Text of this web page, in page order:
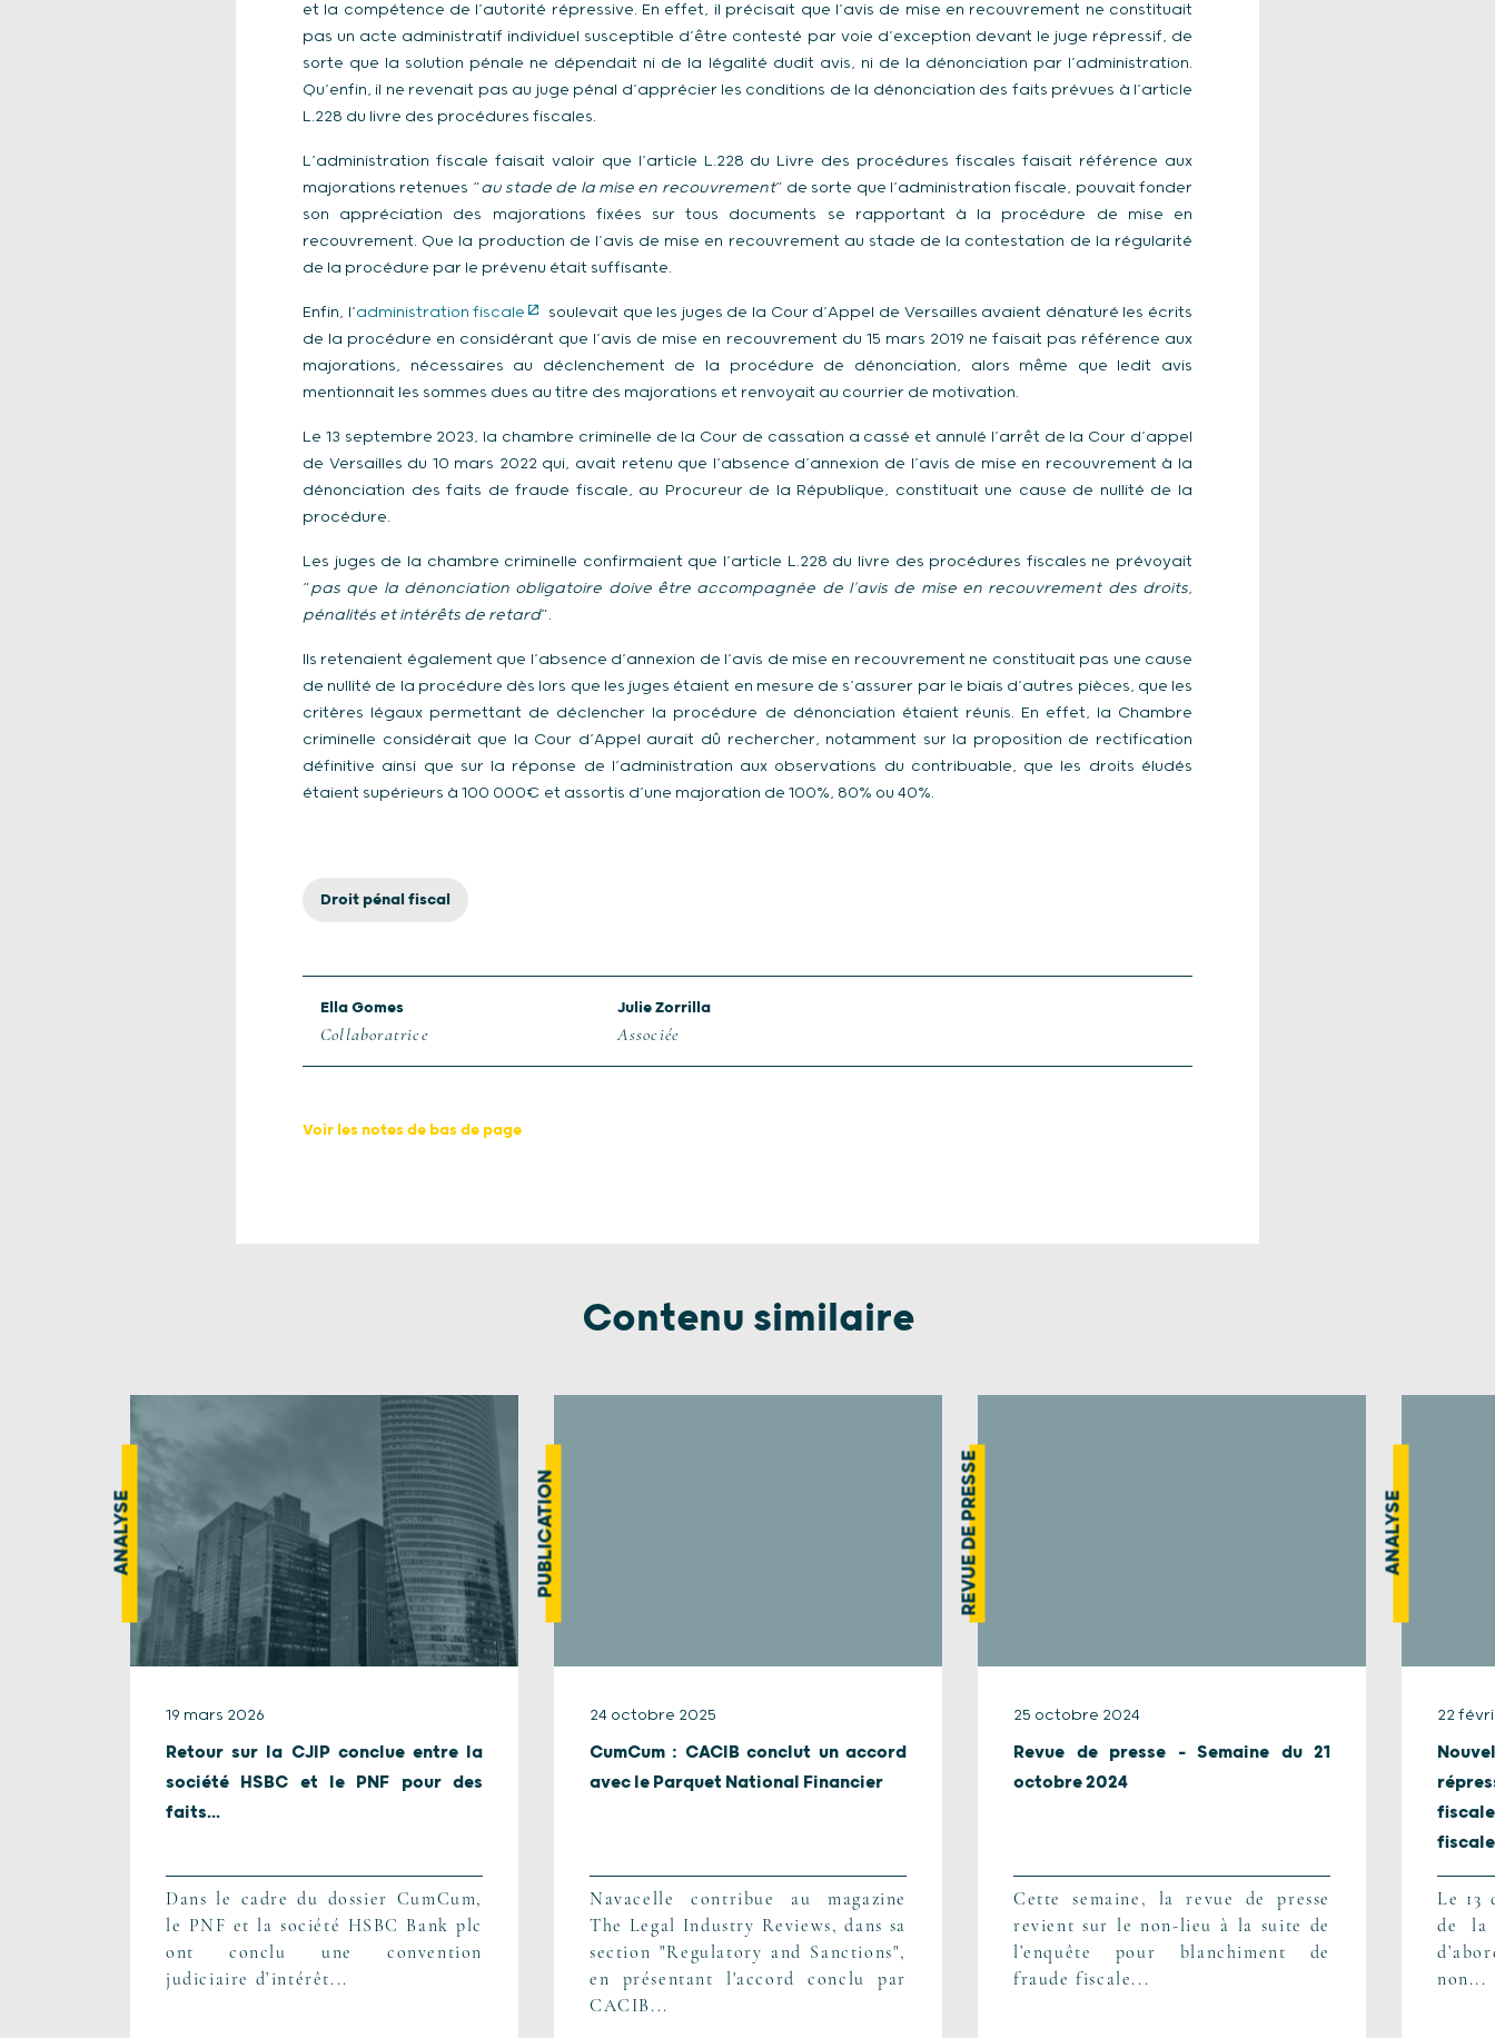
et la compétence de l’autorité répressive. En effet, il précisait que l’avis de mise en recouvrement ne constituait
pas un acte administratif individuel susceptible d’être contesté par voie d’exception devant le juge répressif, de
sorte que la solution pénale ne dépendait ni de la légalité dudit avis, ni de la dénonciation par l’administration.
Qu’enfin, il ne revenait pas au juge pénal d’apprécier les conditions de la dénonciation des faits prévues à l’article
L.228 du livre des procédures fiscales.
L’administration fiscale faisait valoir que l’article L.228 du Livre des procédures fiscales faisait référence aux
majorations retenues “au stade de la mise en recouvrement” de sorte que l’administration fiscale, pouvait fonder
son appréciation des majorations fixées sur tous documents se rapportant à la procédure de mise en
recouvrement. Que la production de l’avis de mise en recouvrement au stade de la contestation de la régularité
de la procédure par le prévenu était suffisante.
Enfin, l’administration fiscale
soulevait que les juges de la Cour d’Appel de Versailles avaient dénaturé les écrits
de la procédure en considérant que l’avis de mise en recouvrement du 15 mars 2019 ne faisait pas référence aux
majorations, nécessaires au déclenchement de la procédure de dénonciation, alors même que ledit avis
mentionnait les sommes dues au titre des majorations et renvoyait au courrier de motivation.
Le 13 septembre 2023, la chambre criminelle de la Cour de cassation a cassé et annulé l’arrêt de la Cour d’appel
de Versailles du 10 mars 2022 qui, avait retenu que l’absence d’annexion de l’avis de mise en recouvrement à la
dénonciation des faits de fraude fiscale, au Procureur de la République, constituait une cause de nullité de la
procédure.
Les juges de la chambre criminelle confirmaient que l’article L.228 du livre des procédures fiscales ne prévoyait
“pas que la dénonciation obligatoire doive être accompagnée de l’avis de mise en recouvrement des droits,
pénalités et intérêts de retard”.
Ils retenaient également que l’absence d’annexion de l’avis de mise en recouvrement ne constituait pas une cause
de nullité de la procédure dès lors que les juges étaient en mesure de s’assurer par le biais d’autres pièces, que les
critères légaux permettant de déclencher la procédure de dénonciation étaient réunis. En effet, la Chambre
criminelle considérait que la Cour d’Appel aurait dû rechercher, notamment sur la proposition de rectification
définitive ainsi que sur la réponse de l’administration aux observations du contribuable, que les droits éludés
étaient supérieurs à 100 000€ et assortis d’une majoration de 100%, 80% ou 40%.
Droit pénal fiscal
Ella Gomes
Collaboratrice
Julie Zorrilla
Associée
Voir les notes de bas de page
Contenu similaire
ANALYSE
19 mars 2026
Retour sur la CJIP conclue entre la
société HSBC et le PNF pour des
faits...
Dans le cadre du dossier CumCum,
le PNF et la société HSBC Bank plc
ont conclu une convention
judiciaire d’intérêt...
PUBLICATION
24 octobre 2025
CumCum : CACIB conclut un accord
avec le Parquet National Financier
Navacelle contribue au magazine
The Legal Industry Reviews, dans sa
section "Regulatory and Sanctions",
en présentant l'accord conclu par
CACIB...
REVUE DE PRESSE
25 octobre 2024
Revue de presse – Semaine du 21
octobre 2024
Cette semaine, la revue de presse
revient sur le non-lieu à la suite de
l’enquête pour blanchiment de
fraude fiscale...
ANALYSE
22
Le 13
de la
non...